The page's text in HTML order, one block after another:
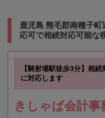
鹿児島 熊毛郡南種子
応可で相続対応可能な
【騎射場駅徒歩3分】相
に対応します
きしゃば会計事